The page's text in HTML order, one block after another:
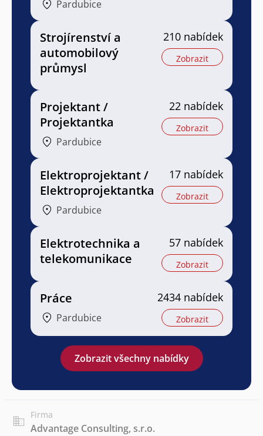
Pardubice
Strojírenství a
automobilový
průmysl
210 nabídek
Zobrazit
Projektant /
Projektantka
Pardubice
22 nabídek
Zobrazit
Elektroprojektant /
Elektroprojektantka
Pardubice
17 nabídek
Zobrazit
Elektrotechnika a
telekomunikace
57 nabídek
Zobrazit
Práce
Pardubice
2434 nabídek
Zobrazit
Zobrazit všechny nabídky
Firma
Advantage Consulting, s.r.o.